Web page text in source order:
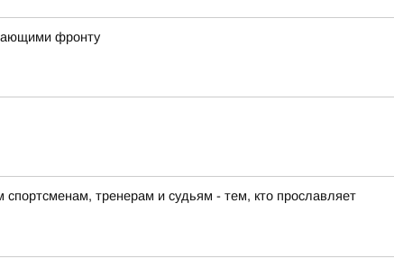
фронту
тренерам и судьям - тем, кто прославляет